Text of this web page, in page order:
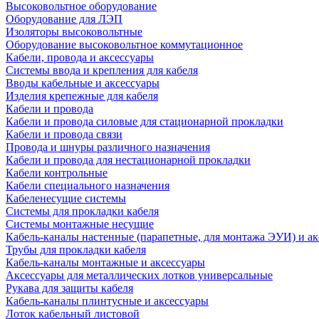
Высоковольтное оборудование
Оборудование для ЛЭП
Изоляторы высоковольтные
Оборудование высоковольтное коммутационное
Кабели, провода и аксессуары
Системы ввода и крепления для кабеля
Вводы кабельные и аксессуары
Изделия крепежные для кабеля
Кабели и провода
Кабели и провода силовые для стационарной прокладки
Кабели и провода связи
Провода и шнуры различного назначения
Кабели и провода для нестационарной прокладки
Кабели контрольные
Кабели специального назначения
Кабеленесущие системы
Системы для прокладки кабеля
Системы монтажные несущие
Кабель-каналы настенные (парапетные, для монтажа ЭУИ) и
Трубы для прокладки кабеля
Кабель-каналы монтажные и аксессуары
Аксессуары для металлических лотков универсальные
Рукава для защиты кабеля
Кабель-каналы плинтусные и аксессуары
Лоток кабельный листовой